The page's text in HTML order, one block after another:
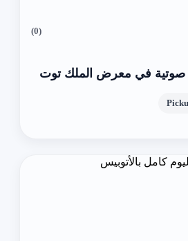
(0)
صوتية في معرض الملك توت